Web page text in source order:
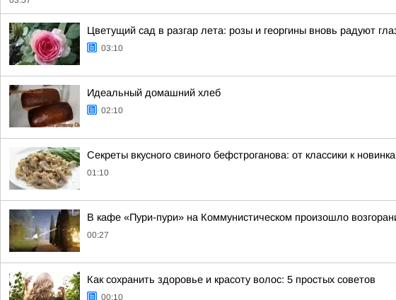
Цветущий сад в разгар лета: розы и георгины вновь радуют
03:10
Идеальный домашний хлеб
02:10
Секреты вкусного свиного бефстроганова: от классики к
01:10
В кафе «Пури-пури» на Коммунистическом произошло
00:27
Как сохранить здоровье и красоту волос: 5 простых советов
00:10